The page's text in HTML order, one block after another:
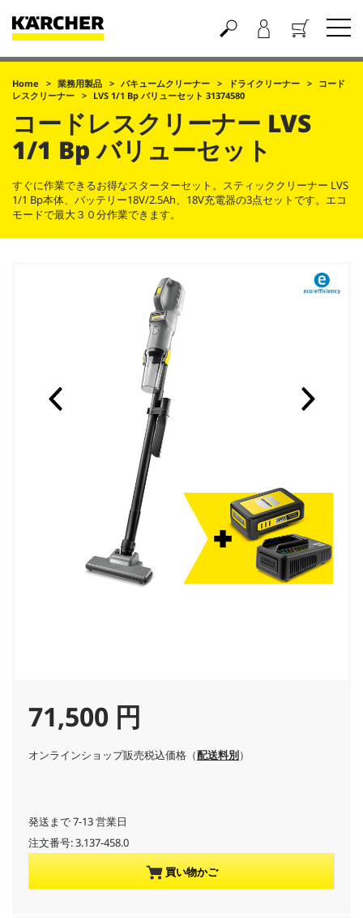
買い物かご
Home 業務用製品 バキュームクリーナー ドライクリーナー
コード
レスクリーナー
LVS 1/1 Bp バリューセット 31374580
コードレスクリーナー LVS
1/1 Bp バリューセット
すぐに作業できるお得なスターターセット。スティッククリーナー LVS
1/1 Bp本体、バッテリー18V/2.5Ah、18V充電器の3点セットです。エコ
モードで最大３０分作業できます。
C
u
r
e
n
71,500 円
オンラインショップ販売税込価格（配送料別）
発送まで 7-13 営業日
注文番号:3.137-458.0
買い物かご